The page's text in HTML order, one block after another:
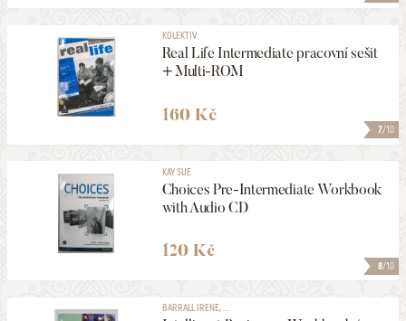
7/10
KOLEKTIV
Real Life Intermediate pracovní sešit
+ Multi-ROM
160 Kč
8/10
KAY SUE
Choices Pre-Intermediate Workbook
with Audio CD
120 Kč
BARRALL IRENE, ...